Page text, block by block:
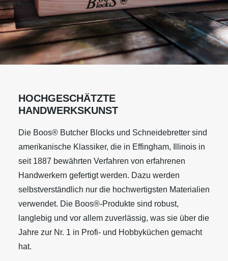
HOCHGESCHÄTZTE
HANDWERKSKUNST
Die Boos® Butcher Blocks und Schneidebretter sind
amerikanische Klassiker, die in Effingham, Illinois in
seit 1887 bewährten Verfahren von erfahrenen
Handwerkern gefertigt werden. Dazu werden
selbstverständlich nur die hochwertigsten Materialien
verwendet. Die Boos®-Produkte sind robust,
langlebig und vor allem zuverlässig, was sie über die
Jahre zur Nr. 1 in Profi- und Hobbyküchen gemacht
hat.